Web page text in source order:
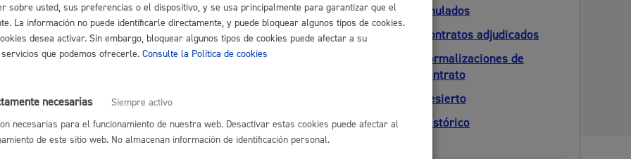
Espacio público, residuos y medioambiente
Anulados
Contratos adjudicados
Formalizaciones de
contrato
Desierto
Histórico
sobre usted, sus preferencias o el dispositivo, y se usa principalmente para garantizar que el
La información no puede identificarle directamente, y puede bloquear algunos tipos de cookies.
desea activar. Sin embargo, bloquear algunos tipos de cookies puede afectar a su
que podemos ofrecerle. Consulte la Política de cookies
necesarias
Siempre activo
necesarias para el funcionamiento de nuestra web. Desactivar estas cookies puede afectar al
de este sitio web. No almacenan información de identificación personal.